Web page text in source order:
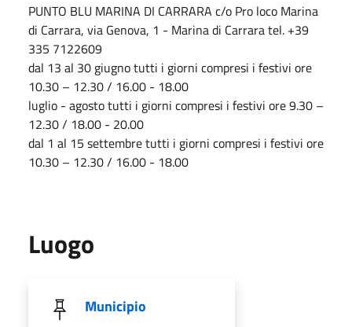
PUNTO BLU MARINA DI CARRARA c/o Pro loco Marina
di Carrara, via Genova, 1 - Marina di Carrara tel. +39
335 7122609
dal 13 al 30 giugno tutti i giorni compresi i festivi ore
10.30 – 12.30 / 16.00 - 18.00
luglio - agosto tutti i giorni compresi i festivi ore 9.30 –
12.30 / 18.00 - 20.00
dal 1 al 15 settembre tutti i giorni compresi i festivi ore
10.30 – 12.30 / 16.00 - 18.00
Luogo
Municipio